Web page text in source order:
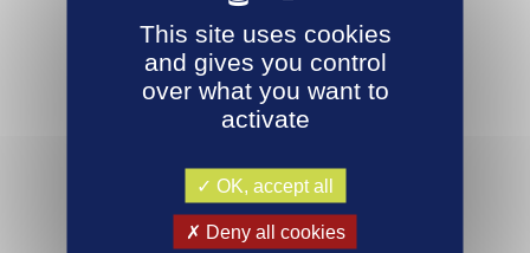
This site uses cookies
and gives you control
over what you want to
activate
OK, accept all
Deny all cookies